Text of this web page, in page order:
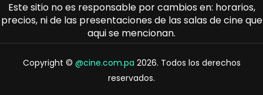
Este sitio no es responsable por cambios en: horarios,
precios, ni de las presentaciones de las salas de cine que
aqui se mencionan.
Copyright © @cine.com.pa 2026. Todos los derechos
reservados.